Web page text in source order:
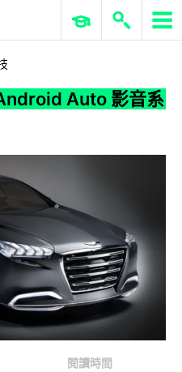
Android Auto 影音系統
ERP 與商業 AI
Auto 影音系
閱讀時間